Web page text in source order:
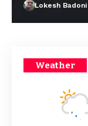
Lokesh Badoni
Weather